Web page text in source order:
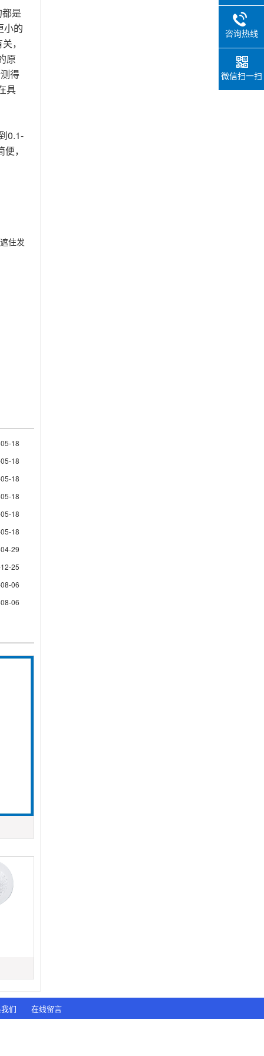
是
小的
，
原
得
具
0.1-
，
住发
18
18
18
18
18
18
29
25
06
06
们 在线留言
咨询热线
微信扫一扫